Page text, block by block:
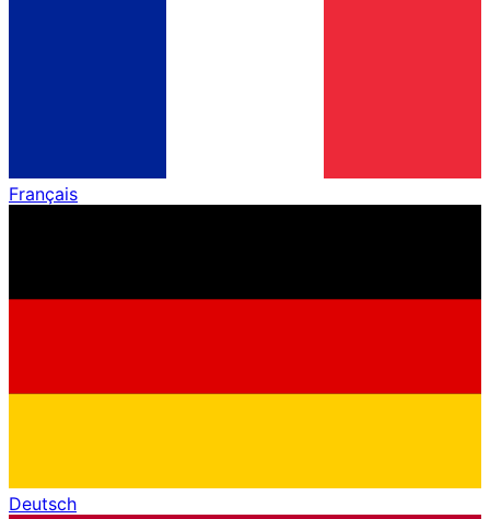
Français
Deutsch